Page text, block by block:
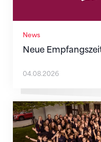
News
Neue
04.08.2026
Wenn Mitmachen